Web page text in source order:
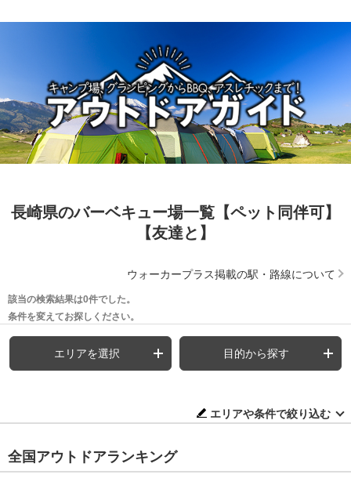
長崎県のバーベキュー場一覧【ペット同伴可】
【友達と】
ウォーカープラス掲載の駅・路線について
該当の検索結果は0件でした。
条件を変えてお探しください。
エリアを選択 目的から探す
エリアや条件で絞り込む
全国アウトドアランキング